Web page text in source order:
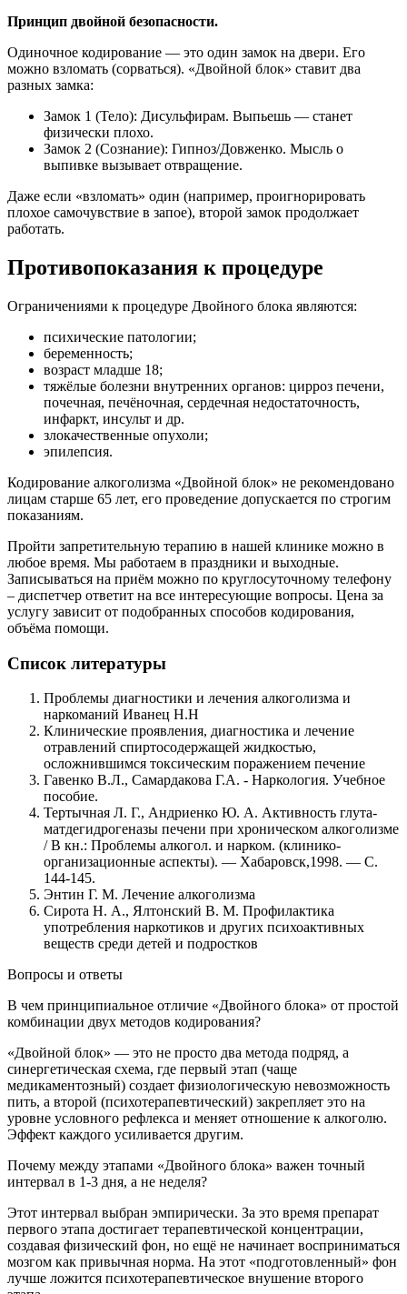
Принцип двойной безопасности.
Одиночное кодирование — это один замок на двери. Его
можно взломать (сорваться). «Двойной блок» ставит два
разных замка:
Замок 1 (Тело): Дисульфирам. Выпьешь — станет
физически плохо.
Замок 2 (Сознание): Гипноз/Довженко. Мысль о
выпивке вызывает отвращение.
Даже если «взломать» один (например, проигнорировать
плохое самочувствие в запое), второй замок продолжает
работать.
Противопоказания к процедуре
Ограничениями к процедуре Двойного блока являются:
психические патологии;
беременность;
возраст младше 18;
тяжёлые болезни внутренних органов: цирроз печени,
почечная, печёночная, сердечная недостаточность,
инфаркт, инсульт и др.
злокачественные опухоли;
эпилепсия.
Кодирование алкоголизма «Двойной блок» не рекомендовано
лицам старше 65 лет, его проведение допускается по строгим
показаниям.
Пройти запретительную терапию в нашей клинике можно в
любое время. Мы работаем в праздники и выходные.
Записываться на приём можно по круглосуточному телефону
– диспетчер ответит на все интересующие вопросы. Цена за
услугу зависит от подобранных способов кодирования,
объёма помощи.
Список литературы
Проблемы диагностики и лечения алкоголизма и
наркоманий Иванец Н.Н
Клинические проявления, диагностика и лечение
отравлений спиртосодержащей жидкостью,
осложнившимся токсическим поражением печение
Гавенко В.Л., Самардакова Г.А. - Наркология. Учебное
пособие.
Тертычная Л. Г., Андриенко Ю. А. Активность глута-
матдегидрогеназы печени при хроническом алкоголизме
/ В кн.: Проблемы алкогол. и нарком. (клинико-
организационные аспекты). — Хабаровск,1998. — С.
144-145.
Энтин Г. М. Лечение алкоголизма
Сирота Н. А., Ялтонский В. М. Профилактика
употребления наркотиков и других психоактивных
веществ среди детей и подростков
Вопросы и ответы
В чем принципиальное отличие «Двойного блока» от простой
комбинации двух методов кодирования?
«Двойной блок» — это не просто два метода подряд, а
синергетическая схема, где первый этап (чаще
медикаментозный) создает физиологическую невозможность
пить, а второй (психотерапевтический) закрепляет это на
уровне условного рефлекса и меняет отношение к алкоголю.
Эффект каждого усиливается другим.
Почему между этапами «Двойного блока» важен точный
интервал в 1-3 дня, а не неделя?
Этот интервал выбран эмпирически. За это время препарат
первого этапа достигает терапевтической концентрации,
создавая физический фон, но ещё не начинает восприниматься
мозгом как привычная норма. На этот «подготовленный» фон
лучше ложится психотерапевтическое внушение второго